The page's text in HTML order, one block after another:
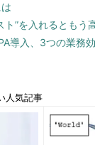
ト”を入れるともう
導入、3つの業務
人気記事